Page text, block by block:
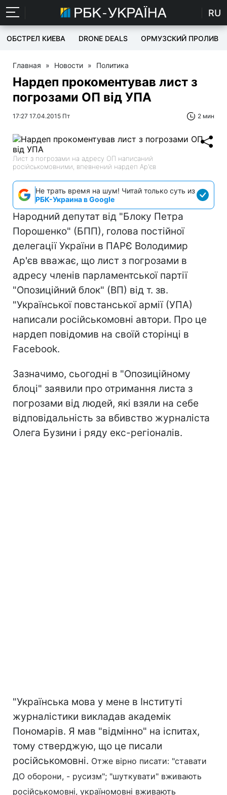
RU
ОБСТРЕЛ КИЕВА DRONE DEALS ОРМУЗСКИЙ ПРОЛИВ
Главная » Новости » Политика
Нардеп прокоментував лист з
погрозами ОП від УПА
17:27 17.04.2015 Пт 2 мин
Лист з погрозами на адресу ОП написаний
російськомовними, впевнений нардеп Ар'єв
Не трать время на шум! Читай только суть из
РБК-Украина в Google
Народний депутат від "Блоку Петра
Порошенко" (БПП), голова постійної
делегації України в ПАРЄ Володимир
Ар'єв вважає, що лист з погрозами в
адресу членів парламентської партії
"Опозиційний блок" (ВП) від т. зв.
"Української повстанської армії (УПА)
написали російськомовні автори. Про це
нардеп повідомив на своїй сторінці в
Facebook.
Зазначимо, сьогодні в "Опозиційному
блоці" заявили про отримання листа з
погрозами від людей, які взяли на себе
відповідальність за вбивство журналіста
Олега Бузини і ряду екс-регіоналів.
"Українська мова у мене в Інституті
журналістики викладав академік
Пономарів. Я мав "відмінно" на іспитах,
тому стверджую, що це писали
російськомовні. Отже вірно писати: "ставати
ДО оборони, - русизм"; "шуткувати" вживають
російськомовні, україномовні вживають